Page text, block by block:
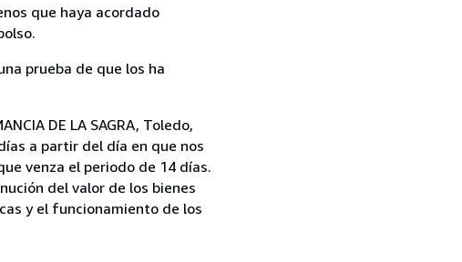
que haya acordado
prueba de que los ha
DE LA SAGRA, Toledo,
a partir del día en que nos
venza el periodo de 14 días.
del valor de los bienes
y el funcionamiento de los